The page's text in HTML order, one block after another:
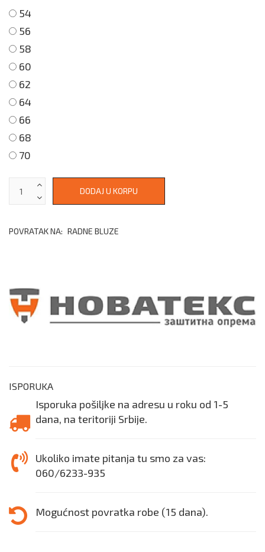
54
56
58
60
62
64
66
68
70
POVRATAK NA: RADNE BLUZE
ISPORUKA
Isporuka pošiljke na adresu u roku od 1-5
dana, na teritoriji Srbije.
Ukoliko imate pitanja tu smo za vas:
060/6233-935
Mogućnost povratka robe (15 dana).